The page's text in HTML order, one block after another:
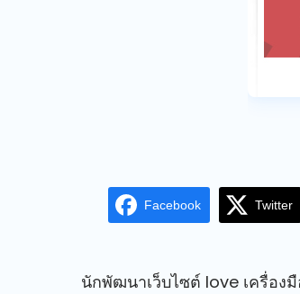
Facebook Twitter
นักพัฒนาเว็บไซต์ love เครื่อ